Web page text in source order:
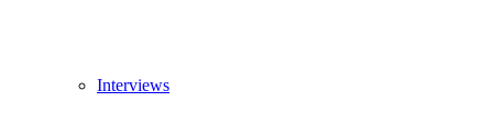
Interviews